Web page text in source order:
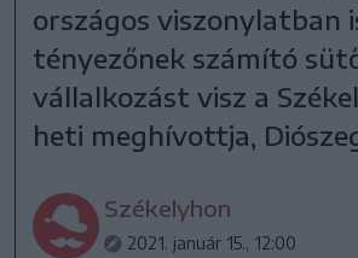
országos viszonylatban
tényezőnek számító
vállalkozást visz a
heti meghívottja,
Székelyhon
2021. január 15., 12:00